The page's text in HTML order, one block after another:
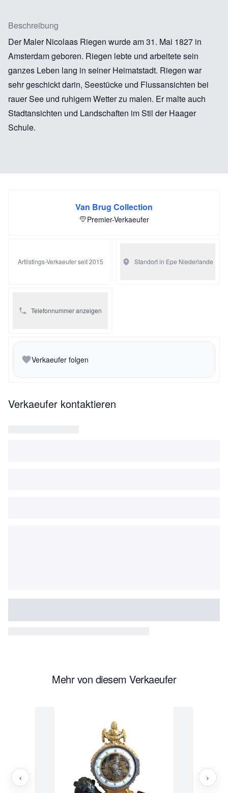
Beschreibung
Der Maler Nicolaas Riegen wurde am 31. Mai 1827 in
Amsterdam geboren. Riegen lebte und arbeitete sein
ganzes Leben lang in seiner Heimatstadt. Riegen war
sehr geschickt darin, Seestücke und Flussansichten bei
rauer See und ruhigem Wetter zu malen. Er malte auch
Stadtansichten und Landschaften im Stil der Haager
Schule.
Van Brug Collection
Premier-Verkaeufer
Artlistings-Verkaeufer seit 2015 Standort in Epe Niederlande
Telefonnummer anzeigen
Verkaeufer folgen
Verkaeufer kontaktieren
Mehr von diesem Verkaeufer
‹ ›